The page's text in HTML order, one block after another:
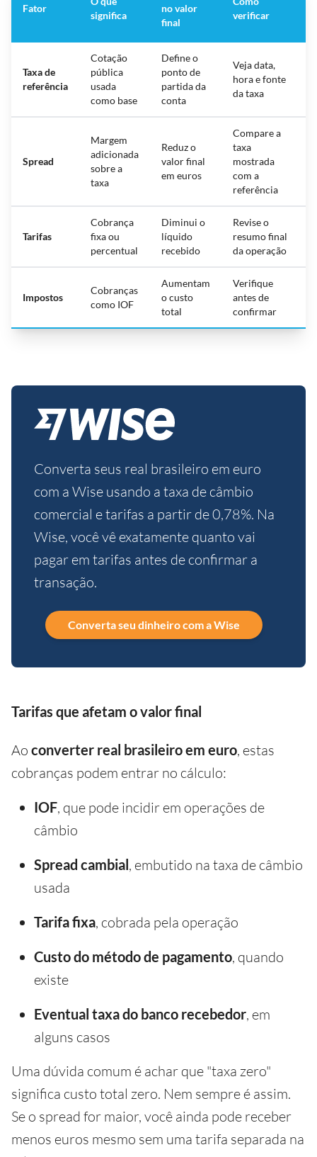
Fator
significa
no valor
final
verificar
Taxa de
referência
Cotação
pública
usada
como base
Define o
ponto de
partida da
conta
Veja data,
hora e fonte
da taxa
Spread
Margem
adicionada
sobre a
taxa
Reduz o
valor final
em euros
Compare a
taxa
mostrada
com a
referência
Tarifas
Cobrança
fixa ou
percentual
Diminui o
líquido
recebido
Revise o
resumo final
da operação
Impostos
Cobranças
como IOF
Aumentam
o custo
total
Verifique
antes de
confirmar
Converta seus real brasileiro em euro
com a Wise usando a taxa de câmbio
comercial e tarifas a partir de 0,78%. Na
Wise, você vê exatamente quanto vai
pagar em tarifas antes de confirmar a
transação.
Converta seu dinheiro com a Wise
Tarifas que afetam o valor final
Ao converter real brasileiro em euro, estas
cobranças podem entrar no cálculo:
IOF, que pode incidir em operações de
câmbio
Spread cambial, embutido na taxa de câmbio
usada
Tarifa fixa, cobrada pela operação
Custo do método de pagamento, quando
existe
Eventual taxa do banco recebedor, em
alguns casos
Uma dúvida comum é achar que "taxa zero"
significa custo total zero. Nem sempre é assim.
Se o spread for maior, você ainda pode receber
menos euros mesmo sem uma tarifa separada na